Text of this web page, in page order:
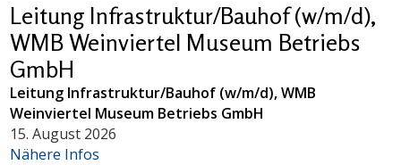
Leitung Infrastruktur/Bauhof (w/m/d),
WMB Weinviertel Museum Betriebs
GmbH
Leitung Infrastruktur/Bauhof (w/m/d), WMB
Weinviertel Museum Betriebs GmbH
15. August 2026
Nähere Infos